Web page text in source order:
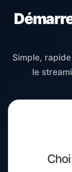
Simple,
le